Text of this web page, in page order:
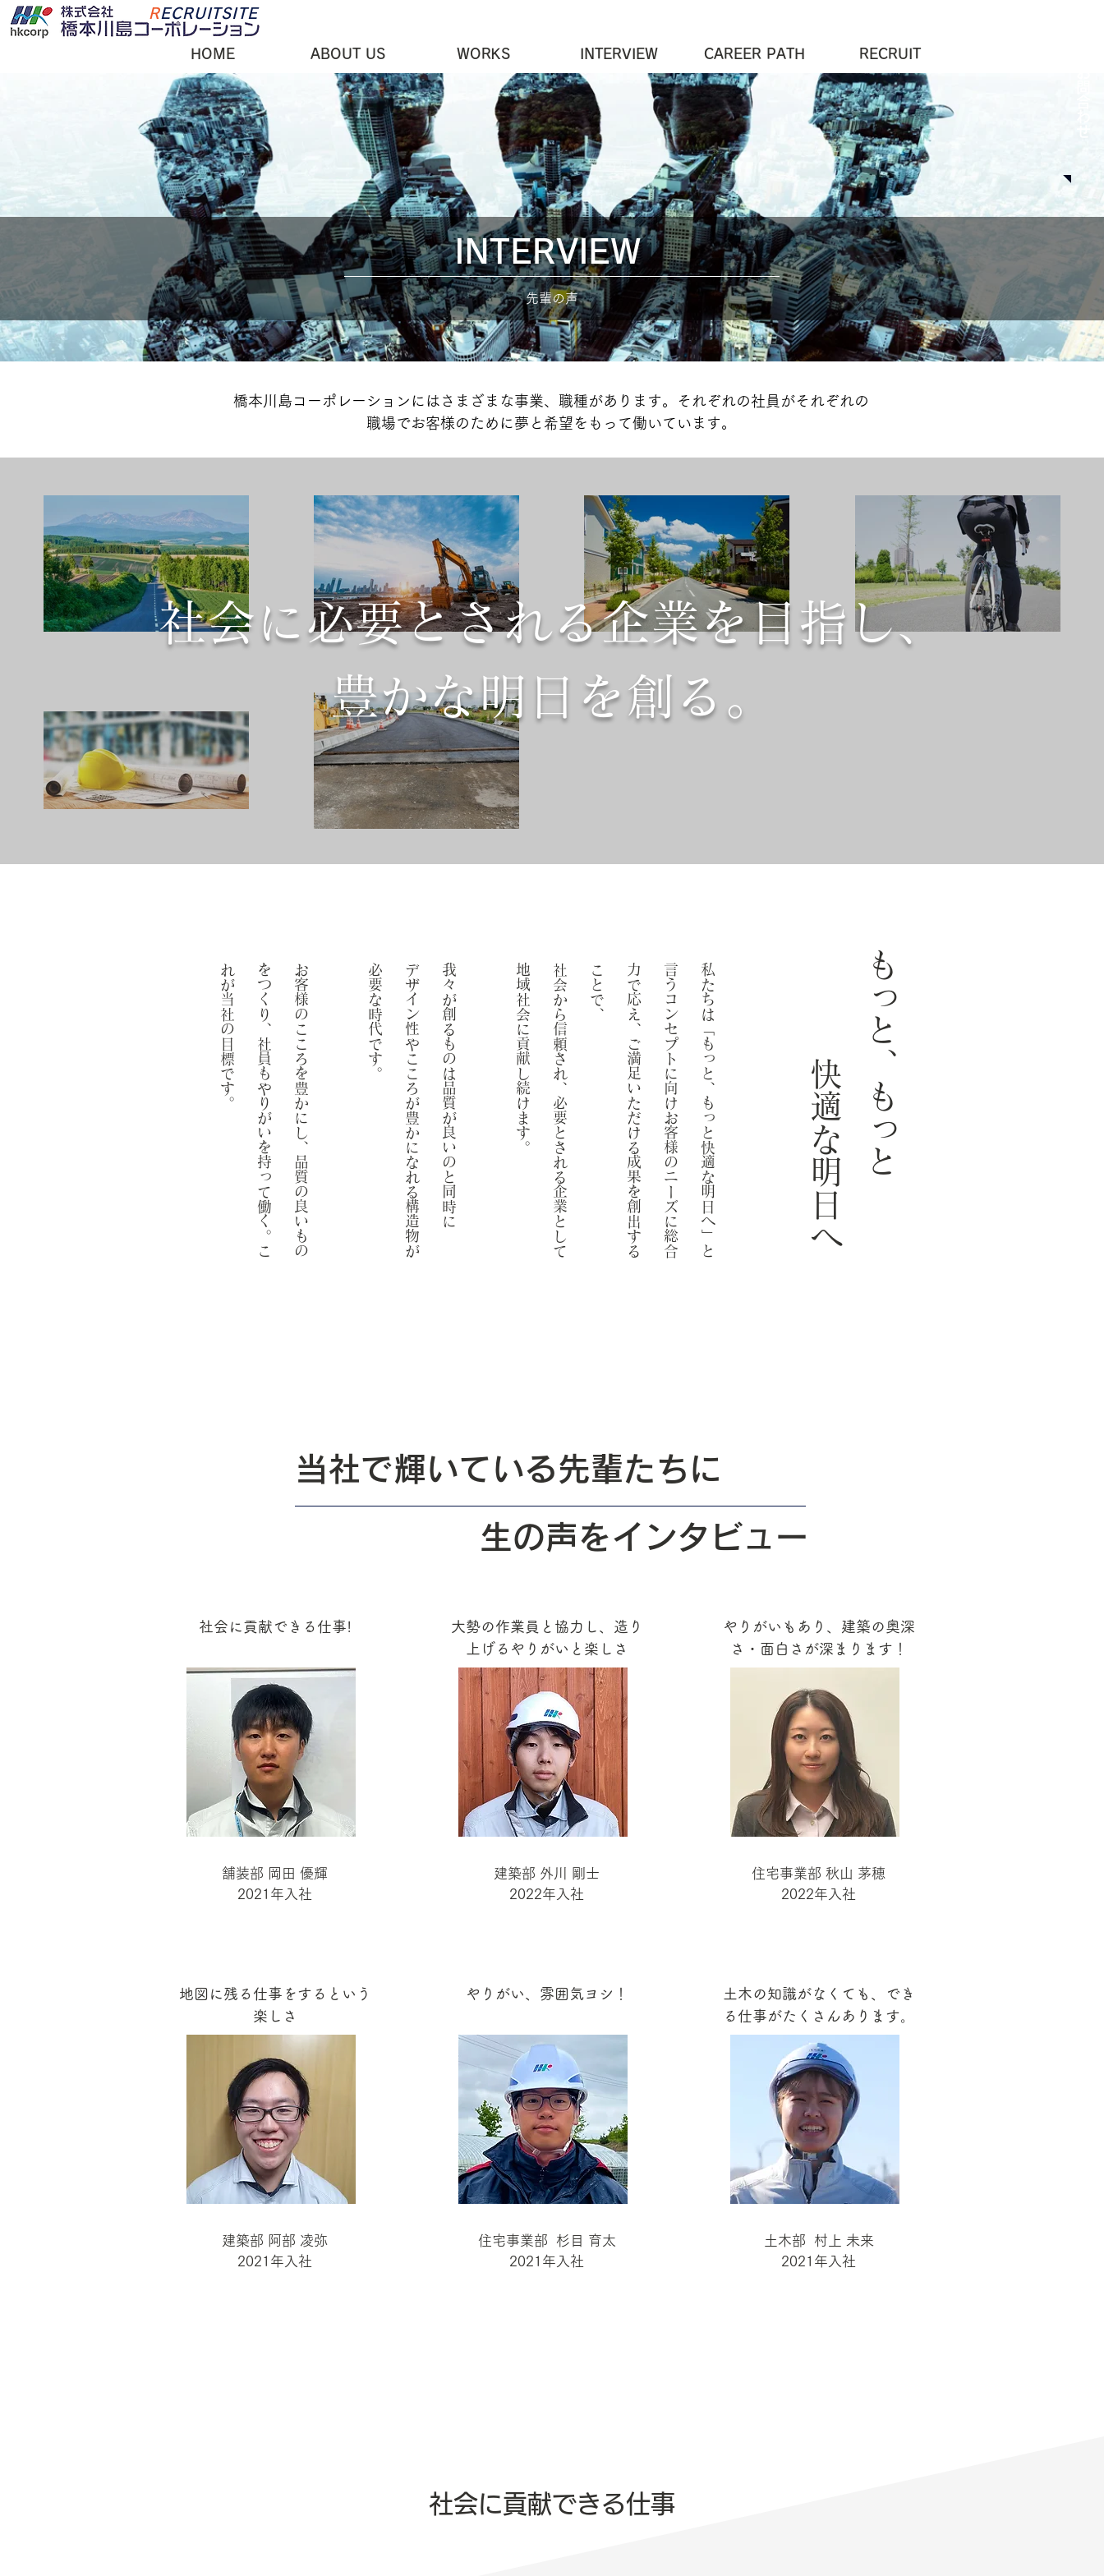
RECRUITSITE
HOME ABOUT US WORKS INTERVIEW CAREER PATH RECRUIT
INTERVIEW
先輩の声
橋本川島コーポレーションにはさまざまな事業、職種があります。それぞれの社員がそれぞれの
職場でお客様のために夢と希望をもって働いています。
社会に必要とされる企業を目指し、
豊かな明日を創る。
私
た
ち
は
「
も
っ
と
、
も
っ
と
快
適
な
明
日
へ
」
と
言
う
コ
ン
セ
プ
ト
に
向
け
お
客
様
の
ニ
ー
ズ
に
総
合
力
で
応
え
、
ご
満
足
い
た
だ
け
る
成
果
を
創
出
す
る
こ
と
で
、
社会から信頼され、必要とされる企業として
地域社会に貢献し続けます。
我々が創るものは品質が良いのと同時に
デ
ザ
イ
ン
性
や
こ
こ
ろ
が
豊
か
に
な
れ
る
構
造
物
が
必
要
な
時
代
で
す
。
お
客
様
の
こ
こ
ろ
を
豊
か
に
し
、
品
質
の
良
い
も
の
を
つ
く
り
、
社
員
も
や
り
が
い
を
持
っ
て
働
く
。
こ
れ
が
当
社
の
目
標
で
す
。 快適な明日へもっと、もっと
当社で輝いている先輩たちに
生の声をインタビュー
社会に貢献できる仕事!
舗装部 岡田 優輝
2021年入社
地図に残る仕事をするという
楽しさ
建築部 阿部 凌弥
2021年入社
大勢の作業員と協力し、造り
上げるやりがいと楽しさ
建築部 外川 剛士
2022年入社
やりがい、雰囲気ヨシ！
住宅事業部 杉目 育太
2021年入社
やりがいもあり、建築の奥深
さ・面白さが深まります！
住宅事業部 秋山 茅穂
2022年入社
土木の知識がなくても、でき
る仕事がたくさんあります。
土木部 村上 未来
2021年入社
社会に貢献できる仕事